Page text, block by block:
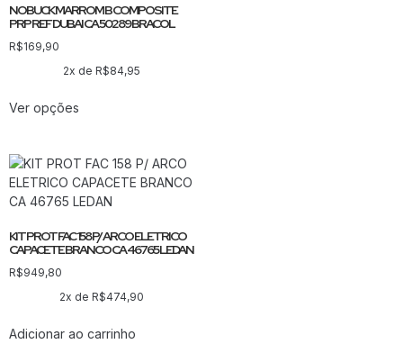
NOBUCK MARROM B COMPOSITE
PRP REF DUBAI CA 50289 BRACOL
R$169,90
2x de R$84,95
Ver opções
KIT PROT FAC 158 P/ ARCO ELETRICO
CAPACETE BRANCO CA 46765 LEDAN
R$949,80
2x de R$474,90
Adicionar ao carrinho